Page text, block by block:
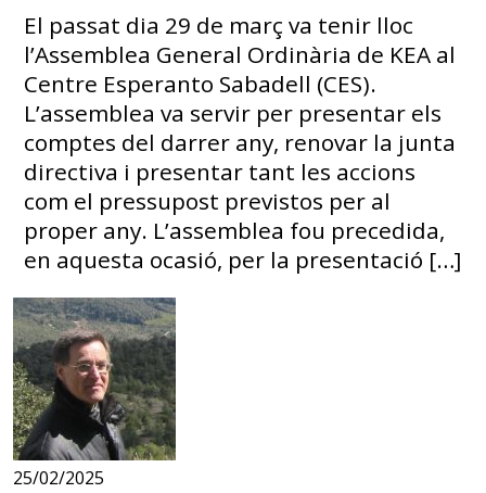
El passat dia 29 de març va tenir lloc
l’Assemblea General Ordinària de KEA al
Centre Esperanto Sabadell (CES).
L’assemblea va servir per presentar els
comptes del darrer any, renovar la junta
directiva i presentar tant les accions
com el pressupost previstos per al
proper any. L’assemblea fou precedida,
en aquesta ocasió, per la presentació […]
25/02/2025